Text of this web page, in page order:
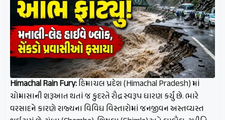
Himachal Rain Fury:હિમાચલ પ્રદેશ (Himachal Pradesh) માં
ચોમાસાની શરૂઆત થતાં જ કુદરતે રૌદ્ર સ્વરૂપ ધારણ કર્યું છે. ભારે
વરસાદને કારણે રાજ્યના વિવિધ વિસ્તારોમાં જનજીવન અસ્તવ્યસ્ત